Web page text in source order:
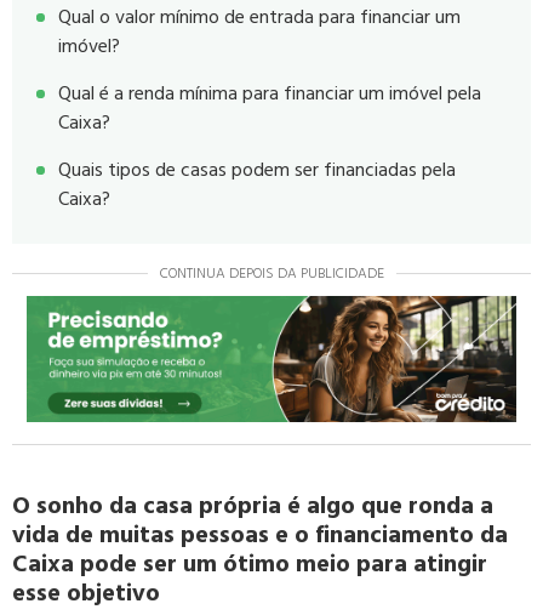
Qual o valor mínimo de entrada para financiar um
imóvel?
Qual é a renda mínima para financiar um imóvel pela
Caixa?
Quais tipos de casas podem ser financiadas pela
Caixa?
CONTINUA DEPOIS DA PUBLICIDADE
O sonho da casa própria é algo que ronda a
vida de muitas pessoas e o financiamento da
Caixa pode ser um ótimo meio para atingir
esse objetivo